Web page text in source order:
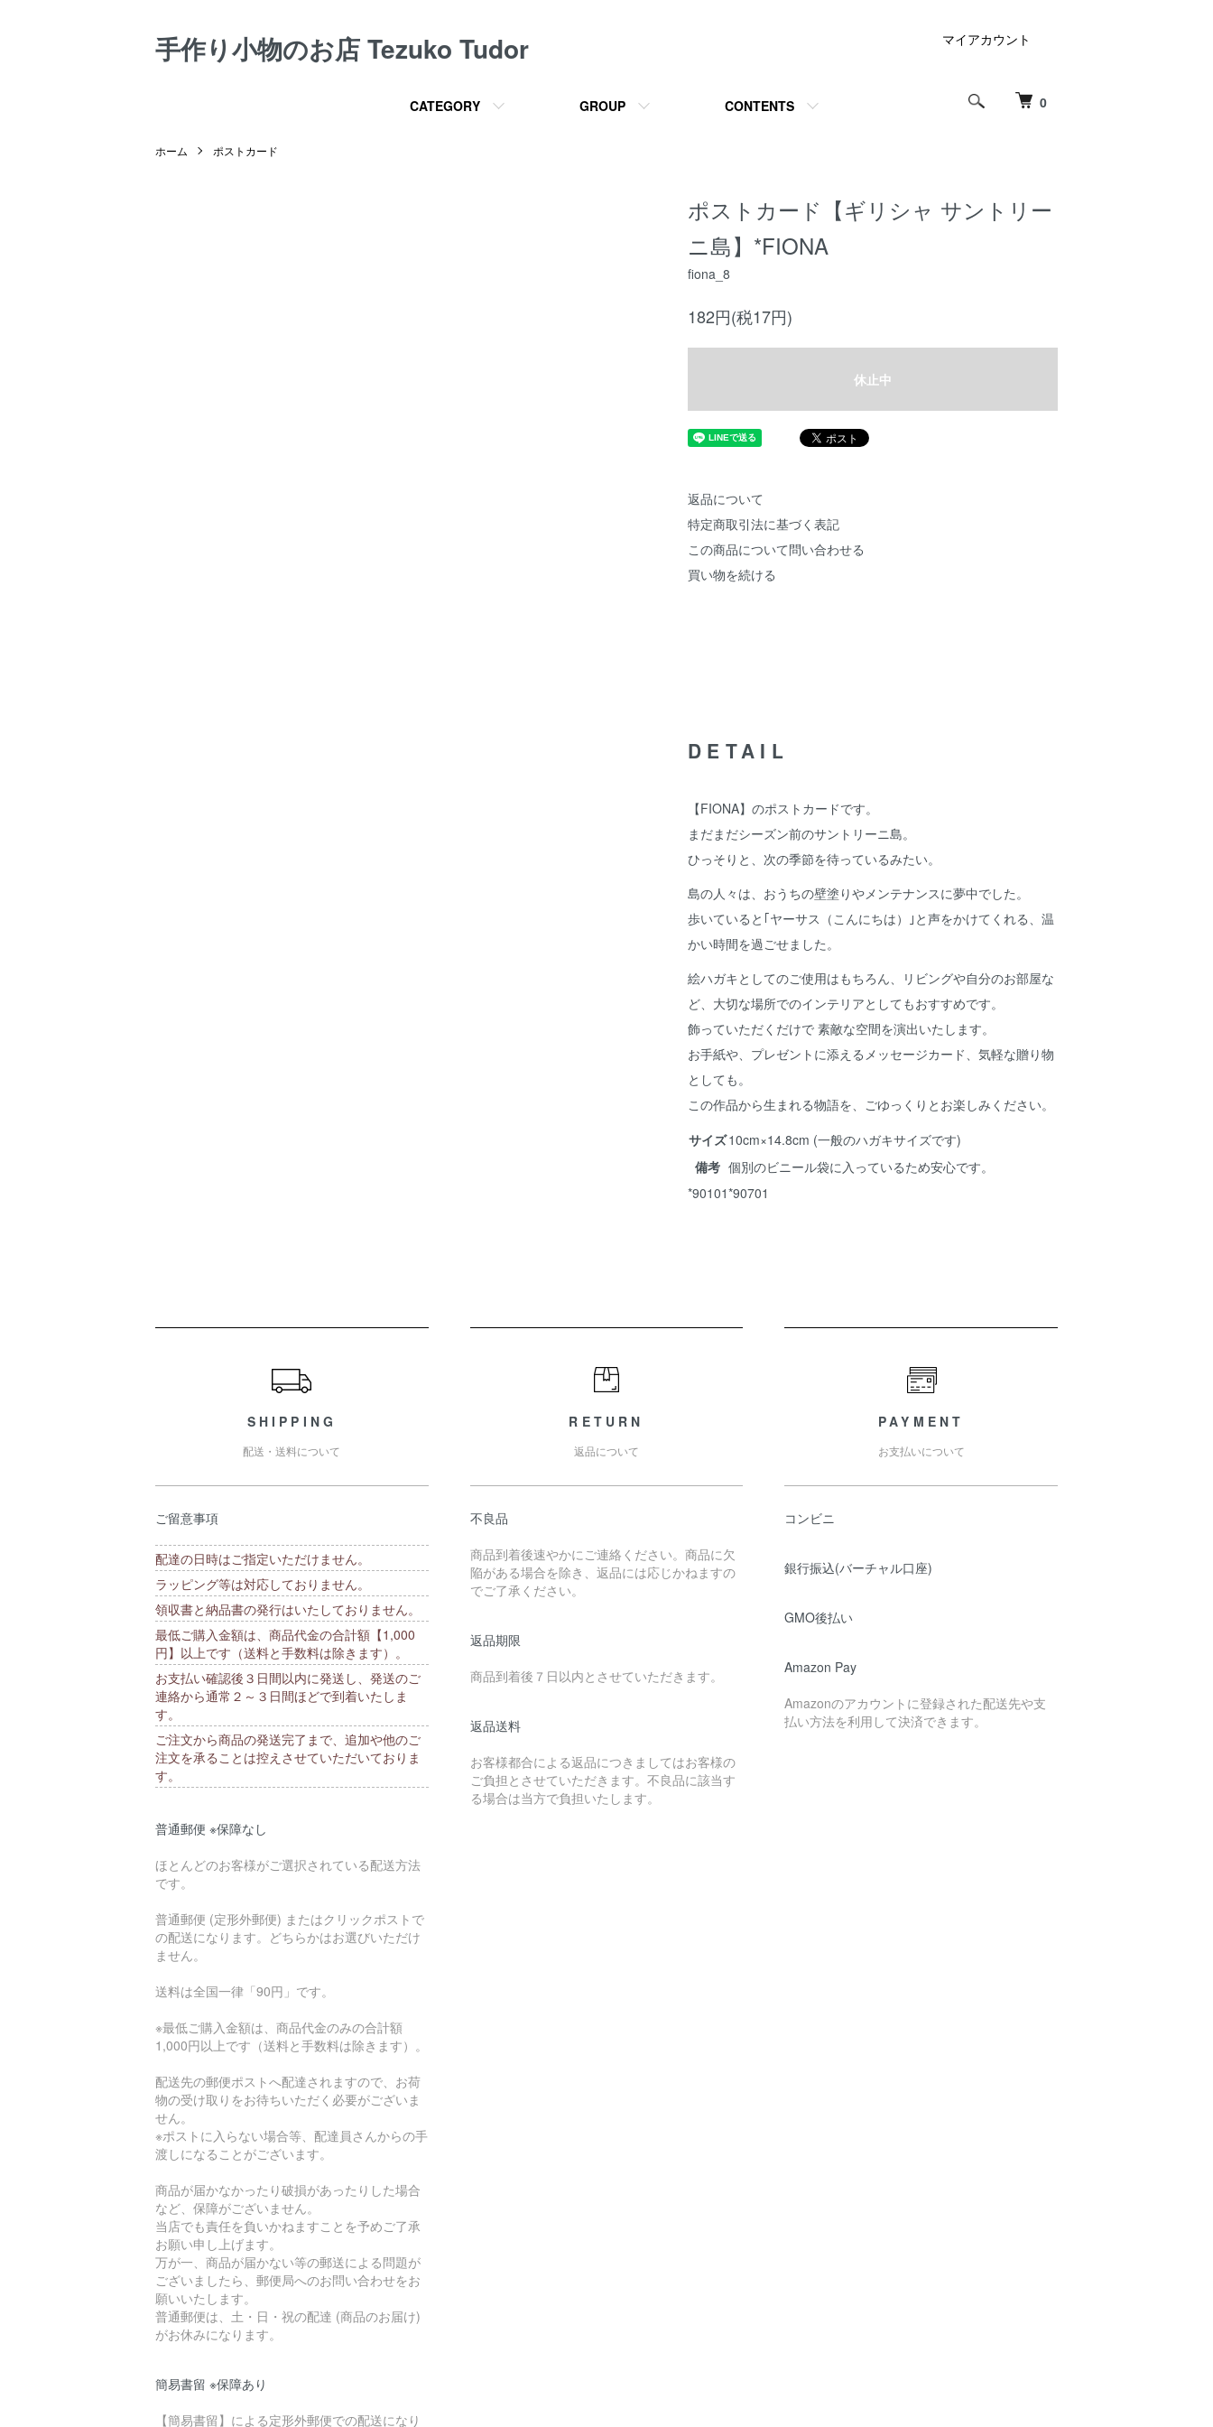
手作り小物のお店 Tezuko Tudor
0
CATEGORY GROUP CONTENTS
マイアカウント
ホーム ポストカード
ポストカード【ギリシャ サントリー
ニ島】*FIONA
fiona_8
182円(税17円)
休止中
返品について
特定商取引法に基づく表記
この商品について問い合わせる
買い物を続ける
DETAIL
【FIONA】のポストカードです。
まだまだシーズン前のサントリーニ島。
ひっそりと、次の季節を待っているみたい。
島の人々は、おうちの壁塗りやメンテナンスに夢中でした。
歩いていると｢ヤーサス（こんにちは）｣と声をかけてくれる、温
かい時間を過ごせました。
絵ハガキとしてのご使用はもちろん、リビングや自分のお部屋な
ど、大切な場所でのインテリアとしてもおすすめです。
飾っていただくだけで 素敵な空間を演出いたします。
お手紙や、プレゼントに添えるメッセージカード、気軽な贈り物
としても。
この作品から生まれる物語を、ごゆっくりとお楽しみください。
サイズ10cm×14.8cm (一般のハガキサイズです)
備考 個別のビニール袋に入っているため安心です。
*90101*90701
SHIPPING
配送・送料について
ご留意事項
配達の日時はご指定いただけません。
ラッピング等は対応しておりません。
領収書と納品書の発行はいたしておりません。
最低ご購入金額は、商品代金の合計額【1,000
円】以上です（送料と手数料は除きます）。
お支払い確認後３日間以内に発送し、発送のご
連絡から通常２～３日間ほどで到着いたしま
す。
ご注文から商品の発送完了まで、追加や他のご
注文を承ることは控えさせていただいておりま
す。
普通郵便 ※保障なし
ほとんどのお客様がご選択されている配送方法
です。
普通郵便 (定形外郵便) またはクリックポストで
の配送になります。どちらかはお選びいただけ
ません。
送料は全国一律「90円」です。
※最低ご購入金額は、商品代金のみの合計額
1,000円以上です（送料と手数料は除きます）。
配送先の郵便ポストへ配達されますので、お荷
物の受け取りをお待ちいただく必要がございま
せん。
※ポストに入らない場合等、配達員さんからの手
渡しになることがございます。
商品が届かなかったり破損があったりした場合
など、保障がございません。
当店でも責任を負いかねますことを予めご了承
お願い申し上げます。
万が一、商品が届かない等の郵送による問題が
ございましたら、郵便局へのお問い合わせをお
願いいたします。
普通郵便は、土・日・祝の配達 (商品のお届け)
がお休みになります。
簡易書留 ※保障あり
【簡易書留】による定形外郵便での配送になり
RETURN
返品について
不良品
商品到着後速やかにご連絡ください。商品に欠
陥がある場合を除き、返品には応じかねますの
でご了承ください。
返品期限
商品到着後７日以内とさせていただきます。
返品送料
お客様都合による返品につきましてはお客様の
ご負担とさせていただきます。不良品に該当す
る場合は当方で負担いたします。
PAYMENT
お支払いについて
コンビニ
銀行振込(バーチャル口座)
GMO後払い
Amazon Pay
Amazonのアカウントに登録された配送先や支
払い方法を利用して決済できます。